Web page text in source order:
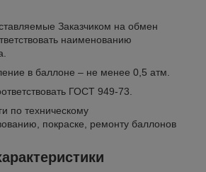
Заказчиком на обмен
наименованию
в баллоне – не менее 0,5 атм.
ГОСТ 949-73.
по техническому
покраске, ремонту баллонов